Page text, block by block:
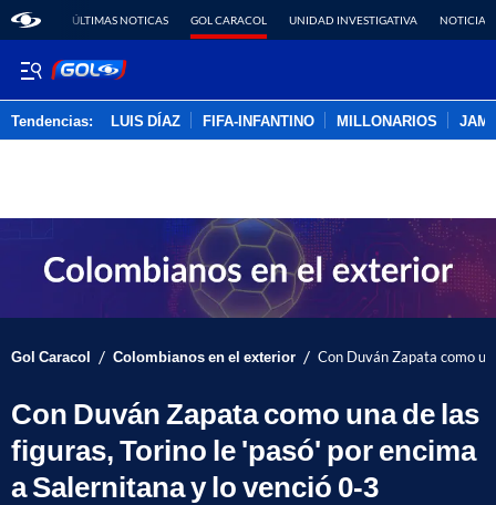
ÚLTIMAS NOTICAS GOL CARACOL UNIDAD INVESTIGATIVA NOTICIAS
Tendencias: LUIS DÍAZ FIFA-INFANTINO MILLONARIOS
Gol Caracol / Colombianos en el exterior / Con Duván Zapata como
Con Duván Zapata como una de las
figuras, Torino le 'pasó' por encima
a Salernitana y lo venció 0-3